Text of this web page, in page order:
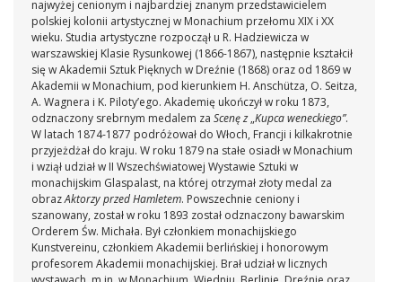
najwyżej cenionym i najbardziej znanym przedstawicielem
polskiej kolonii artystycznej w Monachium przełomu XIX i XX
wieku. Studia artystyczne rozpoczął u R. Hadziewicza w
warszawskiej Klasie Rysunkowej (1866-1867), następnie kształcił
się w Akademii Sztuk Pięknych w Dreźnie (1868) oraz od 1869 w
Akademii w Monachium, pod kierunkiem H. Anschütza, O. Seitza,
A. Wagnera i K. Piloty’ego. Akademię ukończył w roku 1873,
odznaczony srebrnym medalem za Scenę z„Kupca weneckiego”.
W latach 1874-1877 podróżował do Włoch, Francji i kilkakrotnie
przyjeżdżał do kraju. W roku 1879 na stałe osiadł w Monachium
i wziął udział w II Wszechświatowej Wystawie Sztuki w
monachijskim Glaspalast, na której otrzymał złoty medal za
obrazAktorzy przed Hamletem. Powszechnie ceniony i
szanowany, został w roku 1893 został odznaczony bawarskim
Orderem Św. Michała. Był członkiem monachijskiego
Kunstvereinu, członkiem Akademii berlińskiej i honorowym
profesorem Akademii monachijskiej. Brał udział w licznych